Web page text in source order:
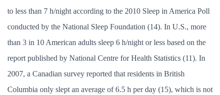
to less than 7 h/night according to the 2010 Sleep in America Poll
conducted by the National Sleep Foundation (14). In U.S., more
than 3 in 10 American adults sleep 6 h/night or less based on the
report published by National Centre for Health Statistics (11). In
2007, a Canadian survey reported that residents in British
Columbia only slept an average of 6.5 h per day (15), which is not